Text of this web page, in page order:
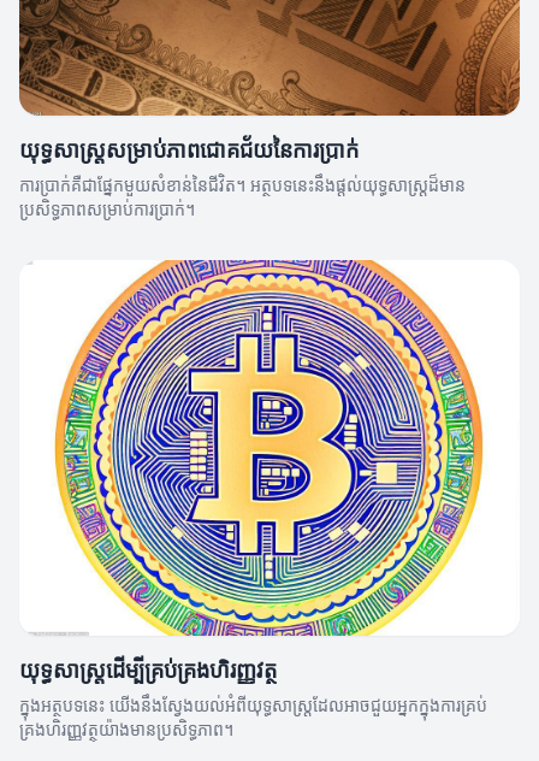
យុទ្ធសាស្ត្រសម្រាប់ភាពជោគជ័យនៃការប្រាក់
ការប្រាក់គឺជាផ្នែកមួយសំខាន់នៃជីវិត។ អត្ថបទនេះនឹងផ្តល់យុទ្ធសាស្ត្រ​ដ៏មាន
ប្រសិទ្ធភាពសម្រាប់ការប្រាក់។
យុទ្ធសាស្ត្រដើម្បីគ្រប់គ្រងហិរញ្ញវត្ថុ
ក្នុងអត្ថបទនេះ យើងនឹងស្វែងយល់អំពីយុទ្ធសាស្ត្រដែលអាចជួយអ្នកក្នុងការគ្រប់
គ្រងហិរញ្ញវត្ថុយ៉ាងមានប្រសិទ្ធភាព។